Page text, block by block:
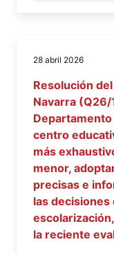
28 abril 2026
Resolución
Navarra
centro
más
menor,
precisas e
las decisiones
la reciente